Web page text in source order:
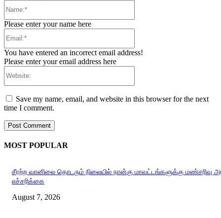
Please enter your name here
You have entered an incorrect email address!
Please enter your email address here
Save my name, email, and website in this browser for the next
time I comment.
MOST POPULAR
சீரற்ற வானிலை தொடரும் நிலையில் நான்கு மாவட்டங்களுக்கு மண்சரிவு
எச்சரிக்கை
August 7, 2026